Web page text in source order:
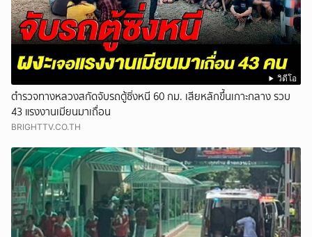
วิดีโอ
ตำรวจทางหลวงสกัดจับรถตู้ซิ่งหนี 60 กม. เสียหลักขึ้นเกาะกลาง รวบ
43 แรงงานเมียนมาเถื่อน
BRIGHTTV.CO.TH